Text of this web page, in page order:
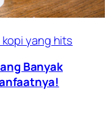
yang hits
Banyak